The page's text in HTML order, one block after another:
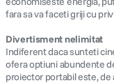
fara sa va faceti griji cu
Divertisment nelimitat
Indiferent daca sunteti
ofera optiuni abundente
proiector portabil este,